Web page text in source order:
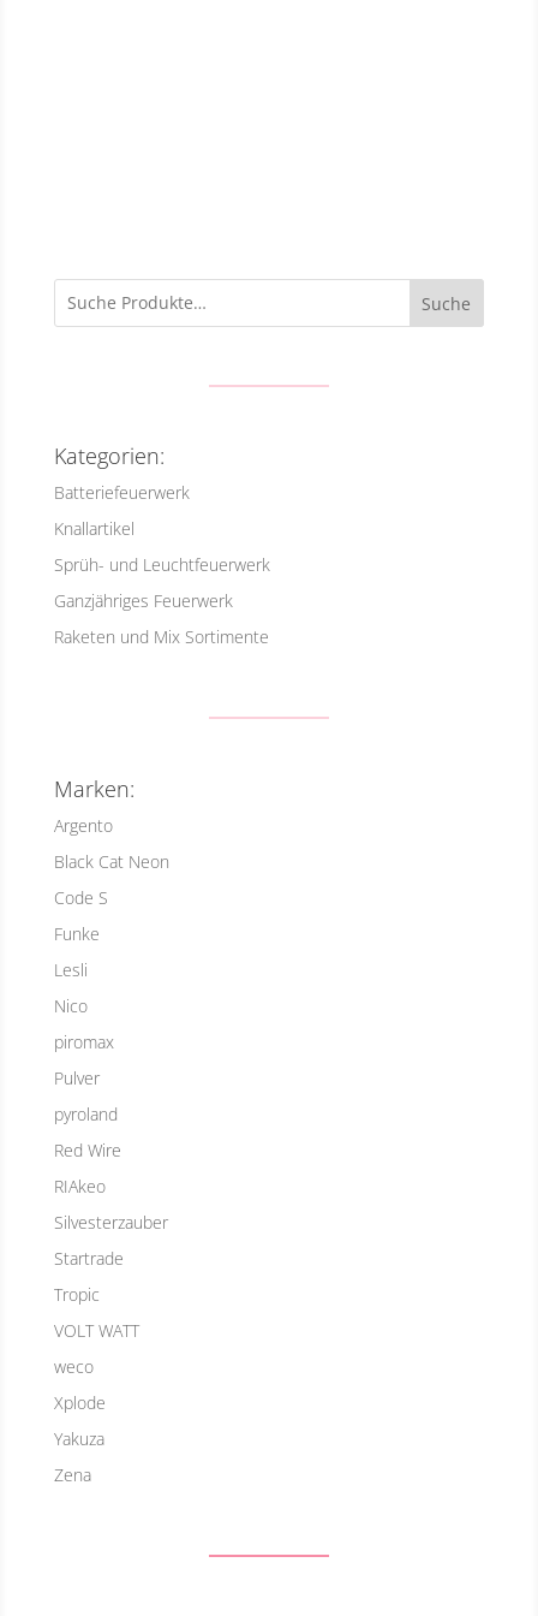
Suche
Kategorien:
Batteriefeuerwerk
Knallartikel
Sprüh- und Leuchtfeuerwerk
Ganzjähriges Feuerwerk
Raketen und Mix Sortimente
Marken:
Argento
Black Cat Neon
Code S
Funke
Lesli
Nico
piromax
Pulver
pyroland
Red Wire
RIAkeo
Silvesterzauber
Startrade
Tropic
VOLT WATT
weco
Xplode
Yakuza
Zena